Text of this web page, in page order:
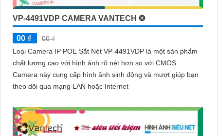
VP-4491VDP CAMERA VANTECH ❂
00 ₫
00 ₫
Loại Camera IP POE Sắt Nét VP-4491VDP là một sản phẩm
chất lượng cao với hình ảnh rõ nét hơn so với CMOS.
Camera này cung cấp hình ảnh sinh động và mượt giúp bạn
theo dõi qua mạng LAN hoặc Internet